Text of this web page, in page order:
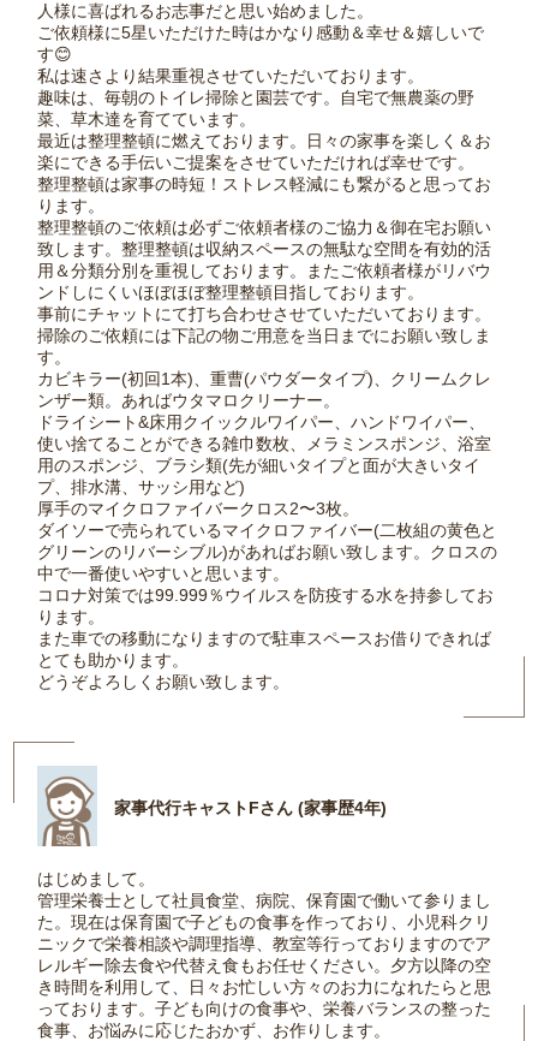
人様に喜ばれるお志事だと思い始めました。
ご依頼様に5星いただけた時はかなり感動＆幸せ＆嬉しいで
す😊
私は速さより結果重視させていただいております。
趣味は、毎朝のトイレ掃除と園芸です。自宅で無農薬の野
菜、草木達を育てています。
最近は整理整頓に燃えております。日々の家事を楽しく＆お
楽にできる手伝いご提案をさせていただければ幸せです。
整理整頓は家事の時短！ストレス軽減にも繋がると思ってお
ります。
整理整頓のご依頼は必ずご依頼者様のご協力＆御在宅お願い
致します。整理整頓は収納スペースの無駄な空間を有効的活
用＆分類分別を重視しております。またご依頼者様がリバウ
ンドしにくいほぼほぼ整理整頓目指しております。
事前にチャットにて打ち合わせさせていただいております。
掃除のご依頼には下記の物ご用意を当日までにお願い致しま
す。
カビキラー(初回1本)、重曹(パウダータイプ)、クリームクレ
ンザー類。あればウタマロクリーナー。
ドライシート&床用クイックルワイパー、ハンドワイパー、
使い捨てることができる雑巾数枚、メラミンスポンジ、浴室
用のスポンジ、ブラシ類(先が細いタイプと面が大きいタイ
プ、排水溝、サッシ用など)
厚手のマイクロファイバークロス2〜3枚。
ダイソーで売られているマイクロファイバー(二枚組の黄色と
グリーンのリバーシブル)があればお願い致します。クロスの
中で一番使いやすいと思います。
コロナ対策では99.999％ウイルスを防疫する水を持参してお
ります。
また車での移動になりますので駐車スペースお借りできれば
とても助かります。
どうぞよろしくお願い致します。
家事代行キャストFさん (家事歴4年)
はじめまして。
管理栄養士として社員食堂、病院、保育園で働いて参りまし
た。現在は保育園で子どもの食事を作っており、小児科クリ
ニックで栄養相談や調理指導、教室等行っておりますのでア
レルギー除去食や代替え食もお任せください。夕方以降の空
き時間を利用して、日々お忙しい方々のお力になれたらと思
っております。子ども向けの食事や、栄養バランスの整った
食事、お悩みに応じたおかず、お作りします。